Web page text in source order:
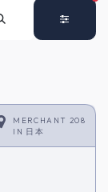
MERCHANT 208
IN 日本